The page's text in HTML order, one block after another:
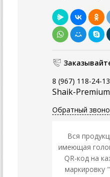
8 (967) 118-24-13
Shaik-
Обратный
Вся
имеющая
QR-код на
маркировку